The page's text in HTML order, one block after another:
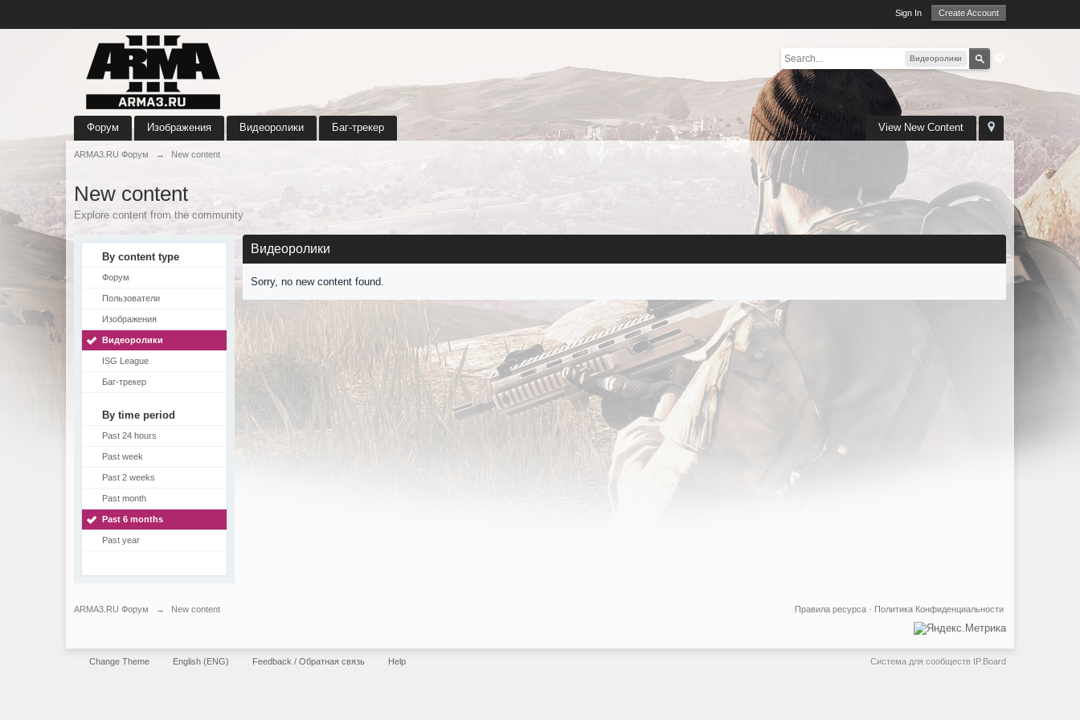
Sign In Create Account
Видеоролики
View New Content
Форум Изображения Видеоролики Баг-трекер
ARMA3.RU Форум → New content
New content
Explore content from the community
By content type
Форум
Пользователи
Изображения
Видеоролики
ISG League
Баг-трекер
By time period
Past 24 hours
Past week
Past 2 weeks
Past month
Past 6 months
Past year
Видеоролики
Sorry, no new content found.
ARMA3.RU Форум → New content Политика Конфиденциальности
Правила ресурса ·
Change Theme English (ENG) Feedback / Обратная связь Help Система для сообществ IP.Board